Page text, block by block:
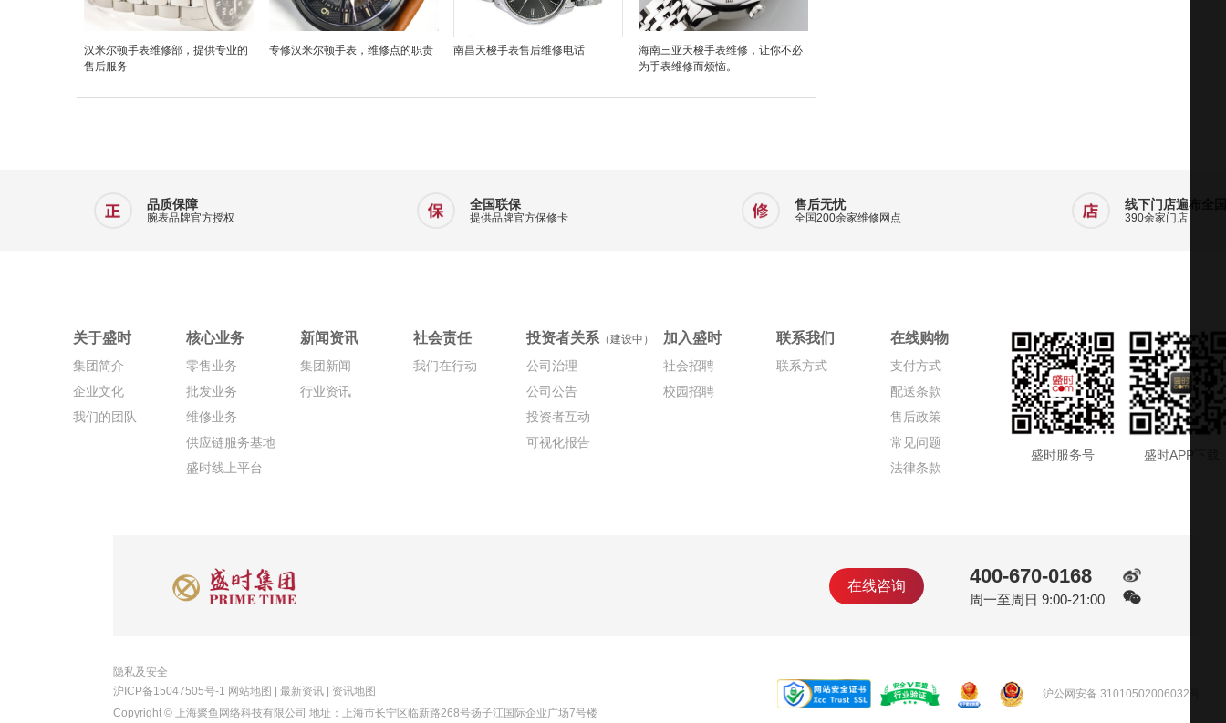
汉米尔顿手表维修部，提供专业的
售后服务
专修汉米尔顿手表，维修点的职责 南昌天梭手表售后维修电话
海南三亚天梭手表维修，让你不必
为手表维修而烦恼。
品质保障
腕表品牌官方授权
全国联保
提供品牌官方保修卡
售后无忧
全国200余家维修网点
线下门店遍布全国
390余家门店
关于盛时
集团简介
企业文化
我们的团队
核心业务
零售业务
批发业务
维修业务
供应链服务基地
盛时线上平台
新闻资讯
集团新闻
行业资讯
社会责任
我们在行动
投资者关系（建设中）
公司治理
公司公告
投资者互动
可视化报告
加入盛时
社会招聘
校园招聘
联系我们
联系方式
在线购物
支付方式
配送条款
售后政策
常见问题
法律条款
盛时服务号 盛时APP下载
在线咨询 400-670-0168
周一至周日 9:00-21:00
隐私及安全
沪ICP备15047505号-1 网站地图 最新资讯
资讯地图
Copyright © 上海聚鱼网络科技有限公司 地址：上海市长宁区临新路268号扬子江国际企业广场7号楼
沪公网安备 31010502006032号